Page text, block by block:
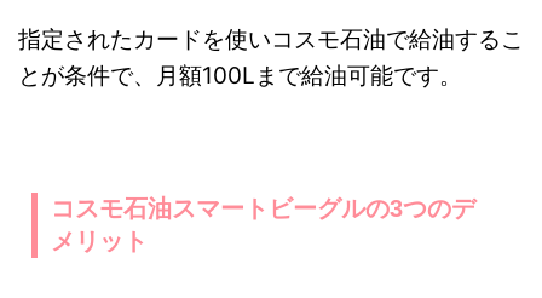
指定されたカードを使いコスモ石油で給油するこ
とが条件で、月額100Lまで給油可能です。
コスモ石油スマートビーグルの3つのデ
メリット